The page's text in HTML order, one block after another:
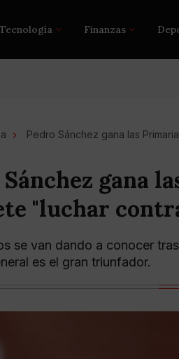
Tecnología Finanzas
Pedro Sánchez gana las
gana
"luchar
se van dando a conocer
es el gran triunfador.